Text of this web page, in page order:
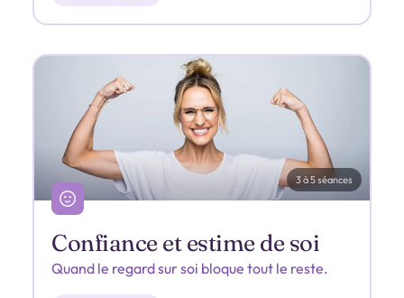
3 à 5 séances
Confiance et estime de soi
Quand le regard sur soi bloque tout le reste.